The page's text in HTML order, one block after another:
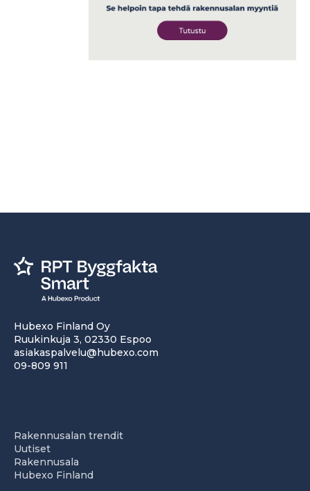
Hubexo Finland Oy
Ruukinkuja 3, 02330 Espoo
asiakaspalvelu@hubexo.com
09-809 911
Rakennusalan trendit
Uutiset
Rakennusala
Hubexo Finland